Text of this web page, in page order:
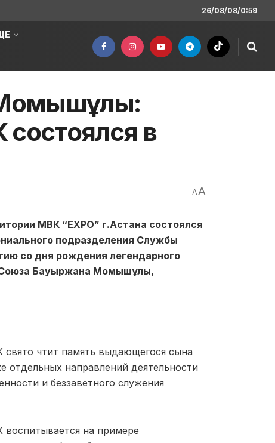
26/08/08/0:59
в
AA
МВК “ЕХРО” г.Астана состоялся
подразделения Службы
со дня рождения легендарного
Союза Бауыржана Момышұлы,
чтит память выдающегося сына
отдельных направлений деятельности
и беззаветного служения
на примере